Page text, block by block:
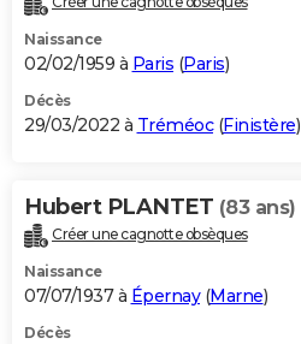
Naissance
02/02/1959 à Paris (Paris)
Décès
29/03/2022 à Tréméoc(Finistère)
Hubert PLANTET (83 ans)
Créer une cagnotte obsèques
Naissance
07/07/1937 à Épernay(Marne)
Décès